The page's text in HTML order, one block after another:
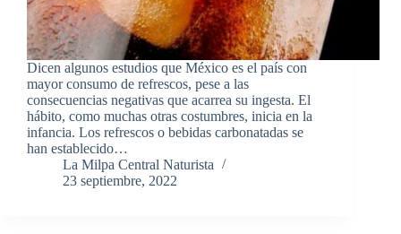
Dicen algunos estudios que México es el país con
mayor consumo de refrescos, pese a las
consecuencias negativas que acarrea su ingesta. El
hábito, como muchas otras costumbres, inicia en la
infancia. Los refrescos o bebidas carbonatadas se
han establecido…
La Milpa Central Naturista
23 septiembre, 2022